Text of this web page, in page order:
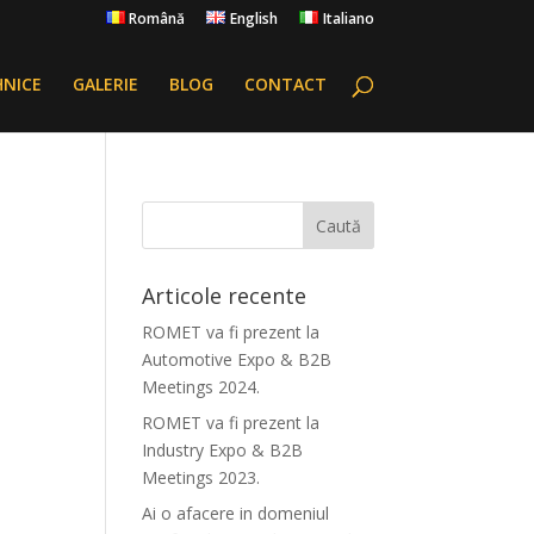
Română English Italiano
GALERIE BLOG CONTACT
Articole recente
ROMET va fi prezent la
Automotive Expo & B2B
Meetings 2024.
ROMET va fi prezent la
Industry Expo & B2B
Meetings 2023.
Ai o afacere in domeniul